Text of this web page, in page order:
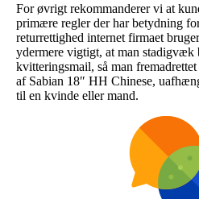
For øvrigt rekommanderer vi at
primære regler der har betydning
returrettighed internet firmaet
ydermere vigtigt, at man stadigvæk
kvitteringsmail, så man
af Sabian 18″ HH Chinese,
til en kvinde eller mand.